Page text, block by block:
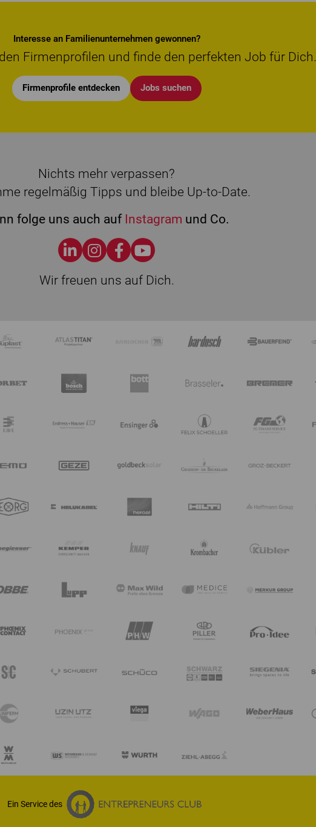
Interesse an Familienunternehmen gewonnen?
Firmenprofilen und finde den perfekten Job für Dich.
Firmenprofile entdecken Jobs suchen
Nichts mehr verpassen?
regelmäßig Tipps und bleibe Up-to-Date.
folge uns auch auf Instagram und Co.
Wir freuen uns auf Dich.
Ein Service des